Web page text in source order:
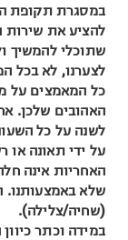
במסגרת תקופת
להציע את שירות
שתוכלי להמשיך
לצערנו, לא בכל
כל המאמצים על
האהובים שלכן.
לשנה על כל
על ידי תאונה או
האחריות אינה
שלא באמצעותנו.
(שחיה/צלילה).
במידה וכתר